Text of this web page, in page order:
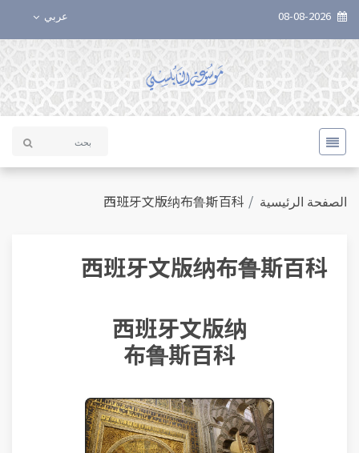
عربي
الصفحة الرئيسية 西班牙文版纳布鲁斯百科
西班牙文版纳布鲁斯百科
西班牙文版纳
布鲁斯百科